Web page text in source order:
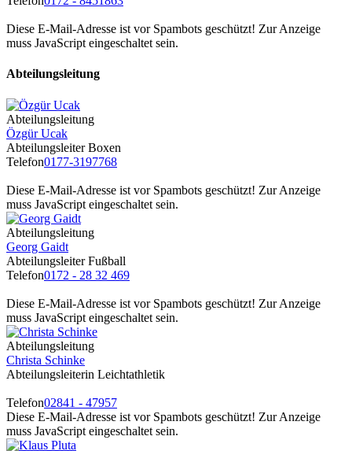
Diese E-Mail-Adresse ist vor Spambots geschützt! Zur Anzeige
muss JavaScript eingeschaltet sein.
Abteilungsleitung
Abteilungsleitung
Özgür Ucak
Abteilungsleiter Boxen
Telefon0177-3197768
Diese E-Mail-Adresse ist vor Spambots geschützt! Zur Anzeige
muss JavaScript eingeschaltet sein.
Abteilungsleitung
Georg Gaidt
Abteilungsleiter Fußball
Telefon0172 - 28 32 469
Diese E-Mail-Adresse ist vor Spambots geschützt! Zur Anzeige
muss JavaScript eingeschaltet sein.
Abteilungsleitung
Christa Schinke
Abteilungsleiterin Leichtathletik
Telefon02841 - 47957
Diese E-Mail-Adresse ist vor Spambots geschützt! Zur Anzeige
muss JavaScript eingeschaltet sein.